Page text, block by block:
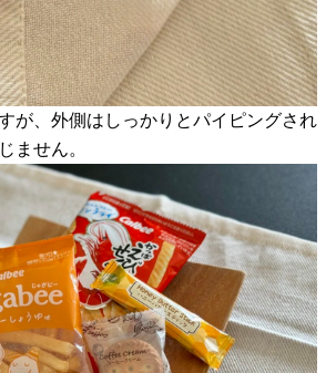
が、外側はしっかりとパイピングされ
ません。